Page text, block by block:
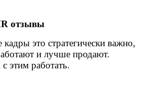
отзывы
это стратегически важно,
и лучше продают.
этим работать.